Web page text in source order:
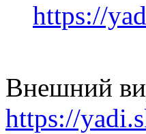
https://
Внешний
https://